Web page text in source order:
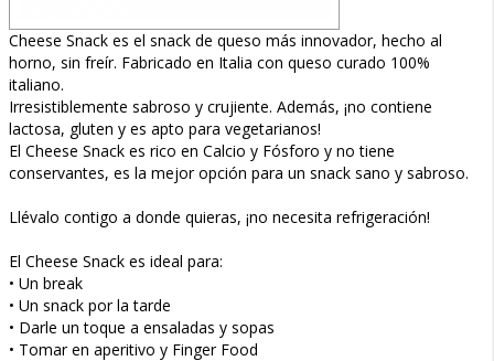
Cheese Snack es el snack de queso más innovador, hecho al
horno, sin freír. Fabricado en Italia con queso curado 100%
italiano.
Irresistiblemente sabroso y crujiente. Además, ¡no contiene
lactosa, gluten y es apto para vegetarianos!
El Cheese Snack es rico en Calcio y Fósforo y no tiene
conservantes, es la mejor opción para un snack sano y sabroso.
Llévalo contigo a donde quieras, ¡no necesita refrigeración!
El Cheese Snack es ideal para:
• Un break
• Un snack por la tarde
• Darle un toque a ensaladas y sopas
• Tomar en aperitivo y Finger Food